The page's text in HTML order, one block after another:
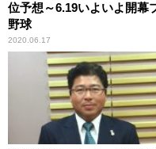
位予想～6.19いよいよ開幕
野球
2020.06.17